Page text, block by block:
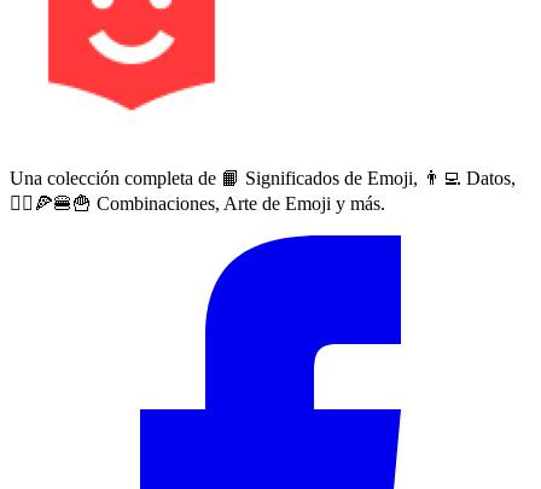
Una colección completa de 📙 Significados de Emoji, 👨‍💻 Datos,
🙅‍♀️🍕🍔🍟 Combinaciones, Arte de Emoji y más.